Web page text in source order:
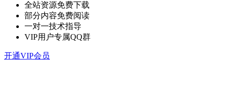
全站资源免费下载
部分内容免费阅读
一对一技术指导
VIP用户专属QQ群
开通VIP会员